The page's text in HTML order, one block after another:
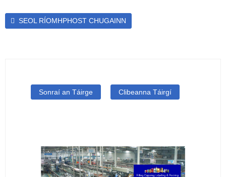
SEOL RÍOMHPHOST CHUGAINN
Sonraí an Táirge Clibeanna Táirgí